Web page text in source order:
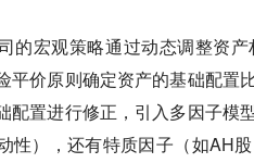
的宏观策略通过动态调整资
平价原则确定资产的基础配置
配置进行修正，引入多因子模
性），还有特质因子（如AH